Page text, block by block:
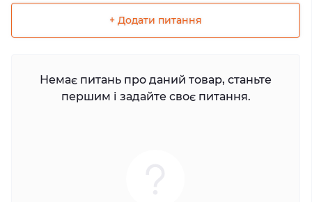
+ Додати питання
Немає питань про даний товар, станьте
першим і задайте своє питання.